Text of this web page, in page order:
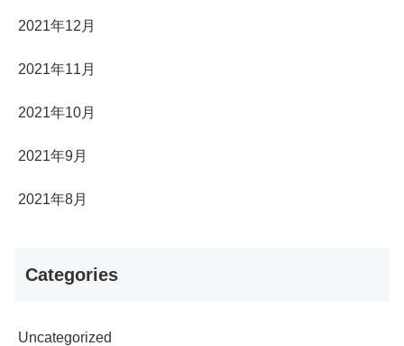
2021年12月
2021年11月
2021年10月
2021年9月
2021年8月
Categories
Uncategorized